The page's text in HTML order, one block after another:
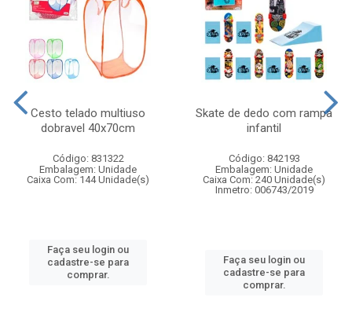
Cesto telado multiuso
dobravel 40x70cm
Código: 831322
Embalagem: Unidade
Caixa Com: 144 Unidade(s)
Faça seu login ou
cadastre-se para
comprar.
Skate de dedo com rampa
infantil
Código: 842193
Embalagem: Unidade
Caixa Com: 240 Unidade(s)
Inmetro: 006743/2019
Faça seu login ou
cadastre-se para
comprar.